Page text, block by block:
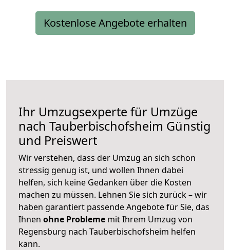
Kostenlose Angebote erhalten
Ihr Umzugsexperte für Umzüge
nach Tauberbischofsheim Günstig
und Preiswert
Wir verstehen, dass der Umzug an sich schon
stressig genug ist, und wollen Ihnen dabei
helfen, sich keine Gedanken über die Kosten
machen zu müssen. Lehnen Sie sich zurück – wir
haben garantiert passende Angebote für Sie, das
Ihnen ohne Probleme mit Ihrem Umzug von
Regensburg nach Tauberbischofsheim helfen
kann.